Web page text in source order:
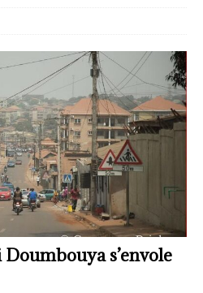
s’envole